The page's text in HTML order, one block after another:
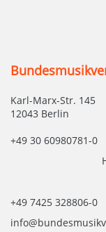
Karl-Marx-Str. 145
12043 Berlin
+49 30 60980781-0
+49 7425 328806-0